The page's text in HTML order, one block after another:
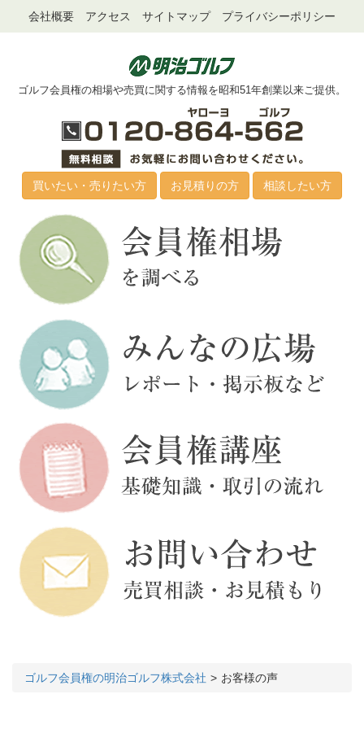
会社概要 アクセス サイトマップ プライバシーポリシー
ゴルフ会員権の相場や売買に関する情報を昭和51年創業以来ご提供。
買いたい・売りたい方 お見積りの方 相談したい方
ゴルフ会員権の明治ゴルフ株式会社 お客様の声